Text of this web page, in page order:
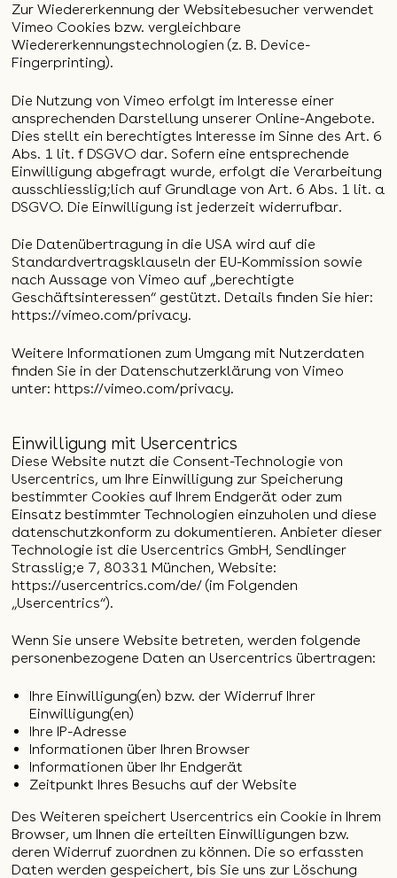
Zur Wiedererkennung der Websitebesucher verwendet
Vimeo Cookies bzw. vergleichbare
Wiedererkennungstechnologien (z. B. Device-
Fingerprinting).
Die Nutzung von Vimeo erfolgt im Interesse einer
ansprechenden Darstellung unserer Online-Angebote.
Dies stellt ein berechtigtes Interesse im Sinne des Art. 6
Abs. 1 lit. f DSGVO dar. Sofern eine entsprechende
Einwilligung abgefragt wurde, erfolgt die Verarbeitung
ausschliesslig;lich auf Grundlage von Art. 6 Abs. 1 lit. a
DSGVO. Die Einwilligung ist jederzeit widerrufbar.
Die Datenübertragung in die USA wird auf die
Standardvertragsklauseln der EU-Kommission sowie
nach Aussage von Vimeo auf „berechtigte
Geschäftsinteressen“ gestützt. Details finden Sie hier:
https://vimeo.com/privacy.
Weitere Informationen zum Umgang mit Nutzerdaten
finden Sie in der Datenschutzerklärung von Vimeo
unter: https://vimeo.com/privacy.
Einwilligung mit Usercentrics
Diese Website nutzt die Consent-Technologie von
Usercentrics, um Ihre Einwilligung zur Speicherung
bestimmter Cookies auf Ihrem Endgerät oder zum
Einsatz bestimmter Technologien einzuholen und diese
datenschutzkonform zu dokumentieren. Anbieter dieser
Technologie ist die Usercentrics GmbH, Sendlinger
Strasslig;e 7, 80331 München, Website:
https://usercentrics.com/de/ (im Folgenden
„Usercentrics“).
Wenn Sie unsere Website betreten, werden folgende
personenbezogene Daten an Usercentrics übertragen:
Ihre Einwilligung(en) bzw. der Widerruf Ihrer
Einwilligung(en)
Ihre IP-Adresse
Informationen über Ihren Browser
Informationen über Ihr Endgerät
Zeitpunkt Ihres Besuchs auf der Website
Des Weiteren speichert Usercentrics ein Cookie in Ihrem
Browser, um Ihnen die erteilten Einwilligungen bzw.
deren Widerruf zuordnen zu können. Die so erfassten
Daten werden gespeichert, bis Sie uns zur Löschung